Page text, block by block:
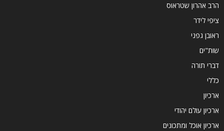
הרב אהרון שטראוס
ציפי לידר
ראובן גפני
שות"ים
דברי תורה
כללי
ארכיון
ארכיון עולם יהודי
ארכיון אוכל ומתכונים